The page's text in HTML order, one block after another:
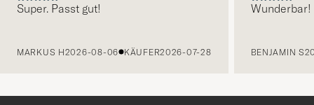
Super. Passt gut!
MARKUS H2026-08-06 KÄUFER2026-07-28
Wunderbar!
BENJAMIN S